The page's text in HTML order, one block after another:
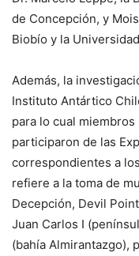
de Concepción, y
Biobío y la
Además, la
Instituto Antártico
para lo cual
participaron de las
correspondientes a
refiere a la toma de
Decepción, Devil
Juan Carlos I
(bahía Almirantazgo),